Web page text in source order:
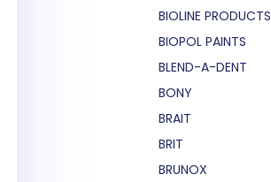
BIOLINE PRODUCTS
BIOPOL PAINTS
BLEND-A-DENT
BONY
BRAIT
BRIT
BRUNOX